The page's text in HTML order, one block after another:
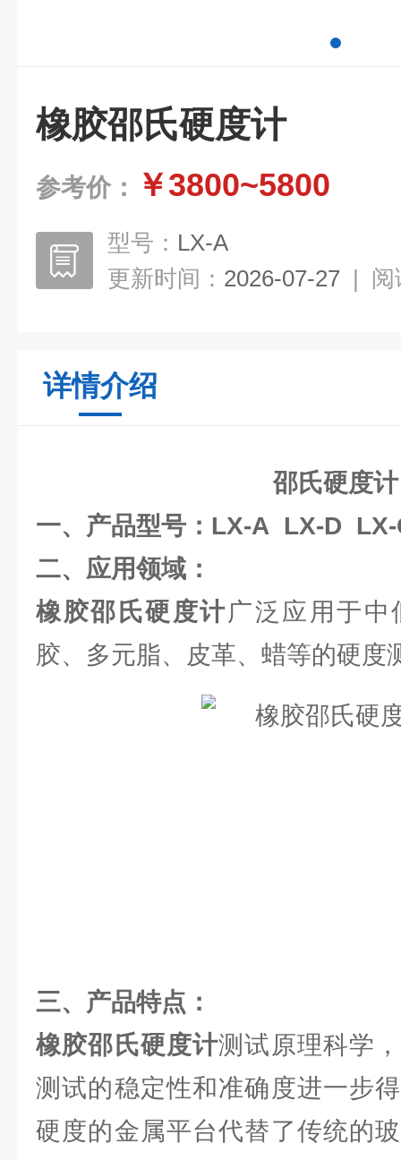
橡胶邵氏硬度计
参考价： ￥3800~5800
型号： LX-A
更新时间： 2026-07-27 | 阅
详情介绍
邵氏硬度计
一、产品型号：LX-A LX-D LX-
二、应用领域：
橡胶邵氏硬度计广泛应用于中
胶、多元脂、皮革、蜡等的硬度
三、产品特点：
橡胶邵氏硬度计测试原理科学
测试的稳定性和准确度进一步
硬度的金属平台代替了传统的